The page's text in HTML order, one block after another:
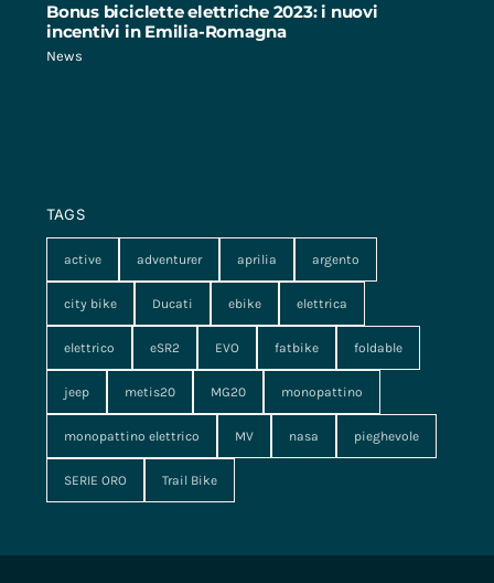
Bonus biciclette elettriche 2023: i nuovi
incentivi in Emilia-Romagna
News
TAGS
active adventurer aprilia argento
city bike Ducati ebike elettrica
elettrico eSR2 EVO fatbike foldable
jeep metis20 MG20 monopattino
monopattino elettrico MV nasa pieghevole
SERIE ORO Trail Bike